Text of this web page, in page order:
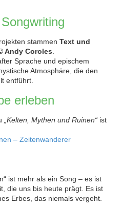
stammen Text und
Andy Coroles
Sprache und epischem
Atmosphäre, die den
entführt.
erleben
„Kelten, Mythen und Ruinen“ ist
– Zeitenwanderer
ist mehr als ein Song – es ist
die uns bis heute prägt. Es ist
Erbes, das niemals vergeht.